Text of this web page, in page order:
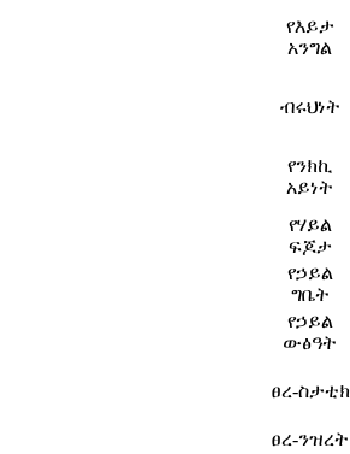
የእይታ
አንግል
ብሩህነት
የንክኪ
አይነት
የሃይል
ፍጆታ
የኃይል
ግቤት
የኃይል
ውፅዓት
ፀረ-ስታቲክ
ፀረ-ንዝረት